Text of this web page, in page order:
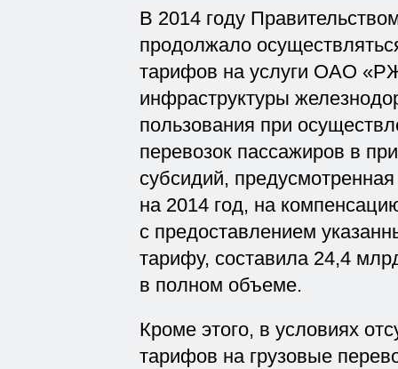
В 2014 году
продолжало
тарифов на услуги ОАО
инфраструктуры
пользования при
перевозок пассажиров в
субсидий,
на 2014 год, на
с предоставлением
тарифу, составила 24,4
в полном объеме.
Кроме этого, в условиях
тарифов на грузовые